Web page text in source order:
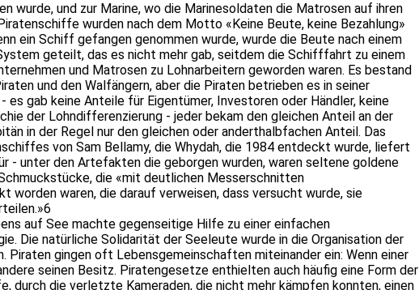
wurde, und zur Marine, wo die Marinesoldaten die Matrosen auf ihren
wurden nach dem Motto «Keine Beute, keine Bezahlung»
ein Schiff gefangen genommen wurde, wurde die Beute nach einem
geteilt, das es nicht mehr gab, seitdem die Schifffahrt zu einem
und Matrosen zu Lohnarbeitern geworden waren. Es bestand
und den Walfängern, aber die Piraten betrieben es in seiner
es gab keine Anteile für Eigentümer, Investoren oder Händler, keine
der Lohndifferenzierung - jeder bekam den gleichen Anteil an der
in der Regel nur den gleichen oder anderthalbfachen Anteil. Das
von Sam Bellamy, die Whydah, die 1984 entdeckt wurde, liefert
- unter den Artefakten die geborgen wurden, waren seltene goldene
die «mit deutlichen Messerschnitten
worden waren, die darauf verweisen, dass versucht wurde, sie
auf See machte gegenseitige Hilfe zu einer einfachen
Die natürliche Solidarität der Seeleute wurde in die Organisation der
Piraten gingen oft Lebensgemeinschaften miteinander ein: Wenn einer
seinen Besitz. Piratengesetze enthielten auch häufig eine Form der
durch die verletzte Kameraden, die nicht mehr kämpfen konnten, einen